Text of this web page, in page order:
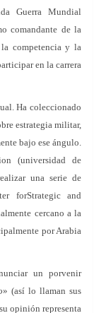
Guerra Mundial
comandante de la
competencia y la
en la carrera
Ha coleccionado
estrategia militar,
bajo ese ángulo.
(universidad de
una serie de
forStrategic and
cercano a la
por Arabia
un porvenir
» (así lo llaman sus
opinión representa